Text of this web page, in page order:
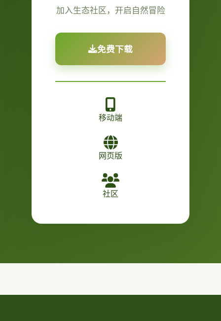
加入生态社区，开启自然冒险
免费下载
移动端
网页版
社区